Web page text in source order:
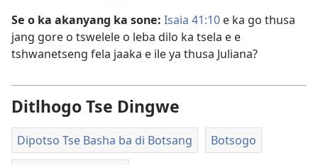
Se o ka akanyang ka sone: Isaia 41:10 e ka go thusa
jang gore o tswelele o leba dilo ka tsela e e
tshwanetseng fela jaaka e ile ya thusa Juliana?
Ditlhogo Tse Dingwe
Dipotso Tse Basha ba di Botsang Botsogo